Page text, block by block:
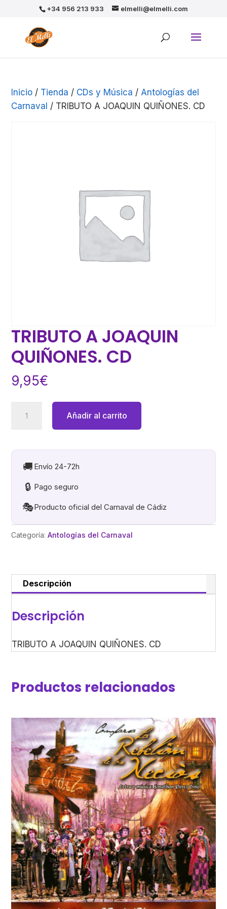
+34 956 213 933 elmelli@elmelli.com
Inicio / Tienda / CDs y Música / Antologías del
Carnaval / TRIBUTO A JOAQUIN QUIÑONES. CD
TRIBUTO A JOAQUIN
QUIÑONES. CD
9,95€
QUIÑONES.
Añadir al carrito
🚚 Envío 24-72h
🔒 Pago seguro
🎭Producto oficial del Carnaval de Cádiz
Categoría:Antologías del Carnaval
Descripción
Descripción
TRIBUTO A JOAQUIN QUIÑONES. CD
Productos relacionados